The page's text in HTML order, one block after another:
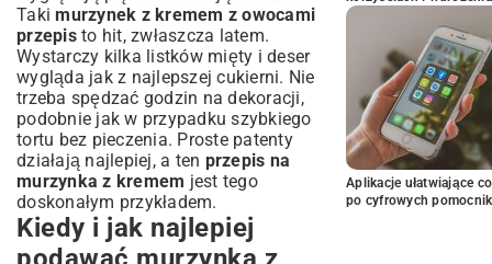
Takimurzynek z kremem z owocami
przepisto hit, zwłaszcza latem.
Wystarczy kilka listków mięty i deser
wygląda jak z najlepszej cukierni. Nie
trzeba spędzać godzin na dekoracji,
podobnie jak w przypadkuszybkiego
tortu bez pieczenia. Proste patenty
działają najlepiej, a ten przepis na
murzynka z kremem jest tego
doskonałym przykładem.
Kiedy i jak najlepiej
Aplikacje ułatwiające
po cyfrowych